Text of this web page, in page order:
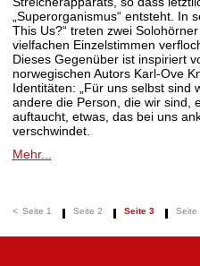
„Superorganismus“ entsteht. In
This Us?“ treten zwei
vielfachen Einzelstimmen
Dieses Gegenüber ist inspiriert
norwegischen Autors Karl-Ove
Identitäten: „Für uns selbst sind
andere die Person, die wir sind,
auftaucht, etwas, das bei uns
verschwindet.
Mehr...
< Seite 1 Seite 2 Seite 3 Seite